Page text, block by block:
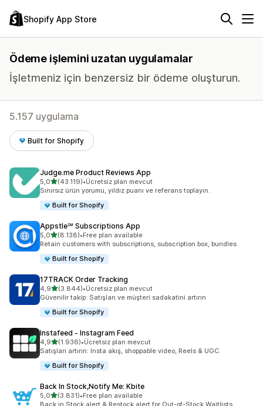
Shopify App Store
Ödeme işlemini uzatan uygulamalar
İşletmeniz için benzersiz bir ödeme oluşturun.
5.157 uygulama
Built for Shopify
Judge.me Product Reviews App
5,05 yıldız üzerinden
(43.119)
toplam 43119 değerlendirme
•Ücretsiz plan mevcut
Sınırsız ürün yorumu, yıldız puanı ve referans toplayın.
Built for Shopify
Appstle℠ Subscriptions App
5,05 yıldız üzerinden
(8.138)
toplam 8138 değerlendirme
•Free plan available
Retain customers with subscriptions, subscription box, bundles
Built for Shopify
17TRACK Order Tracking
4,95 yıldız üzerinden
(3.844)
toplam 3844 değerlendirme
•Ücretsiz plan mevcut
Güvenilir takip: Satışları ve müşteri sadakatini artırın
Built for Shopify
Instafeed ‑ Instagram Feed
4,95 yıldız üzerinden
(1.936)
toplam 1936 değerlendirme
•Ücretsiz plan mevcut
Satışları artırın: Insta akış, shoppable video, Reels & UGC.
Built for Shopify
Back In Stock,Notify Me: Kbite
5,05 yıldız üzerinden
(3.831)
toplam 3831 değerlendirme
•Free plan available
Back in Stock alert & Restock alert for Out-of-Stock Waitlists